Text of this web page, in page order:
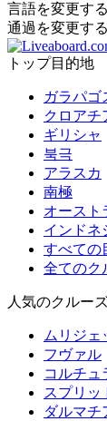
言語を変更する
通過を変更する
トップ目的地
ガラパゴ
クロアチ
ギリシャ
북극
アラスカ
南極
オースト
インドネ
すべての
全てのク
人気のクルー
ムリジェ
フヴァル
コルチュ
スプリッ
ダルマチ